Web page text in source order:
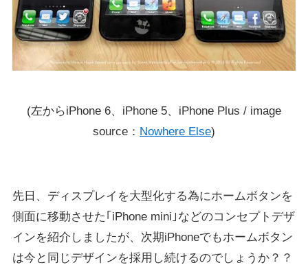
(左からiPhone 6、iPhone 5、iPhone Plus / image
source： Nowhere Else)
先日、ディスプレイを大型化する為にホームボタンを
側面に移動させた｢iPhone mini｣などのコンセプトデザ
インを紹介しましたが、次期iPhoneでもホームボタン
は今と同じデザインを採用し続けるのでしょうか？？